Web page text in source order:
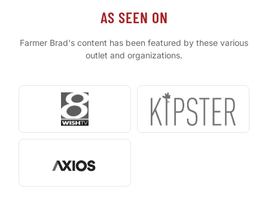
AS SEEN ON
Farmer Brad's content has been featured by these various
outlet and organizations.